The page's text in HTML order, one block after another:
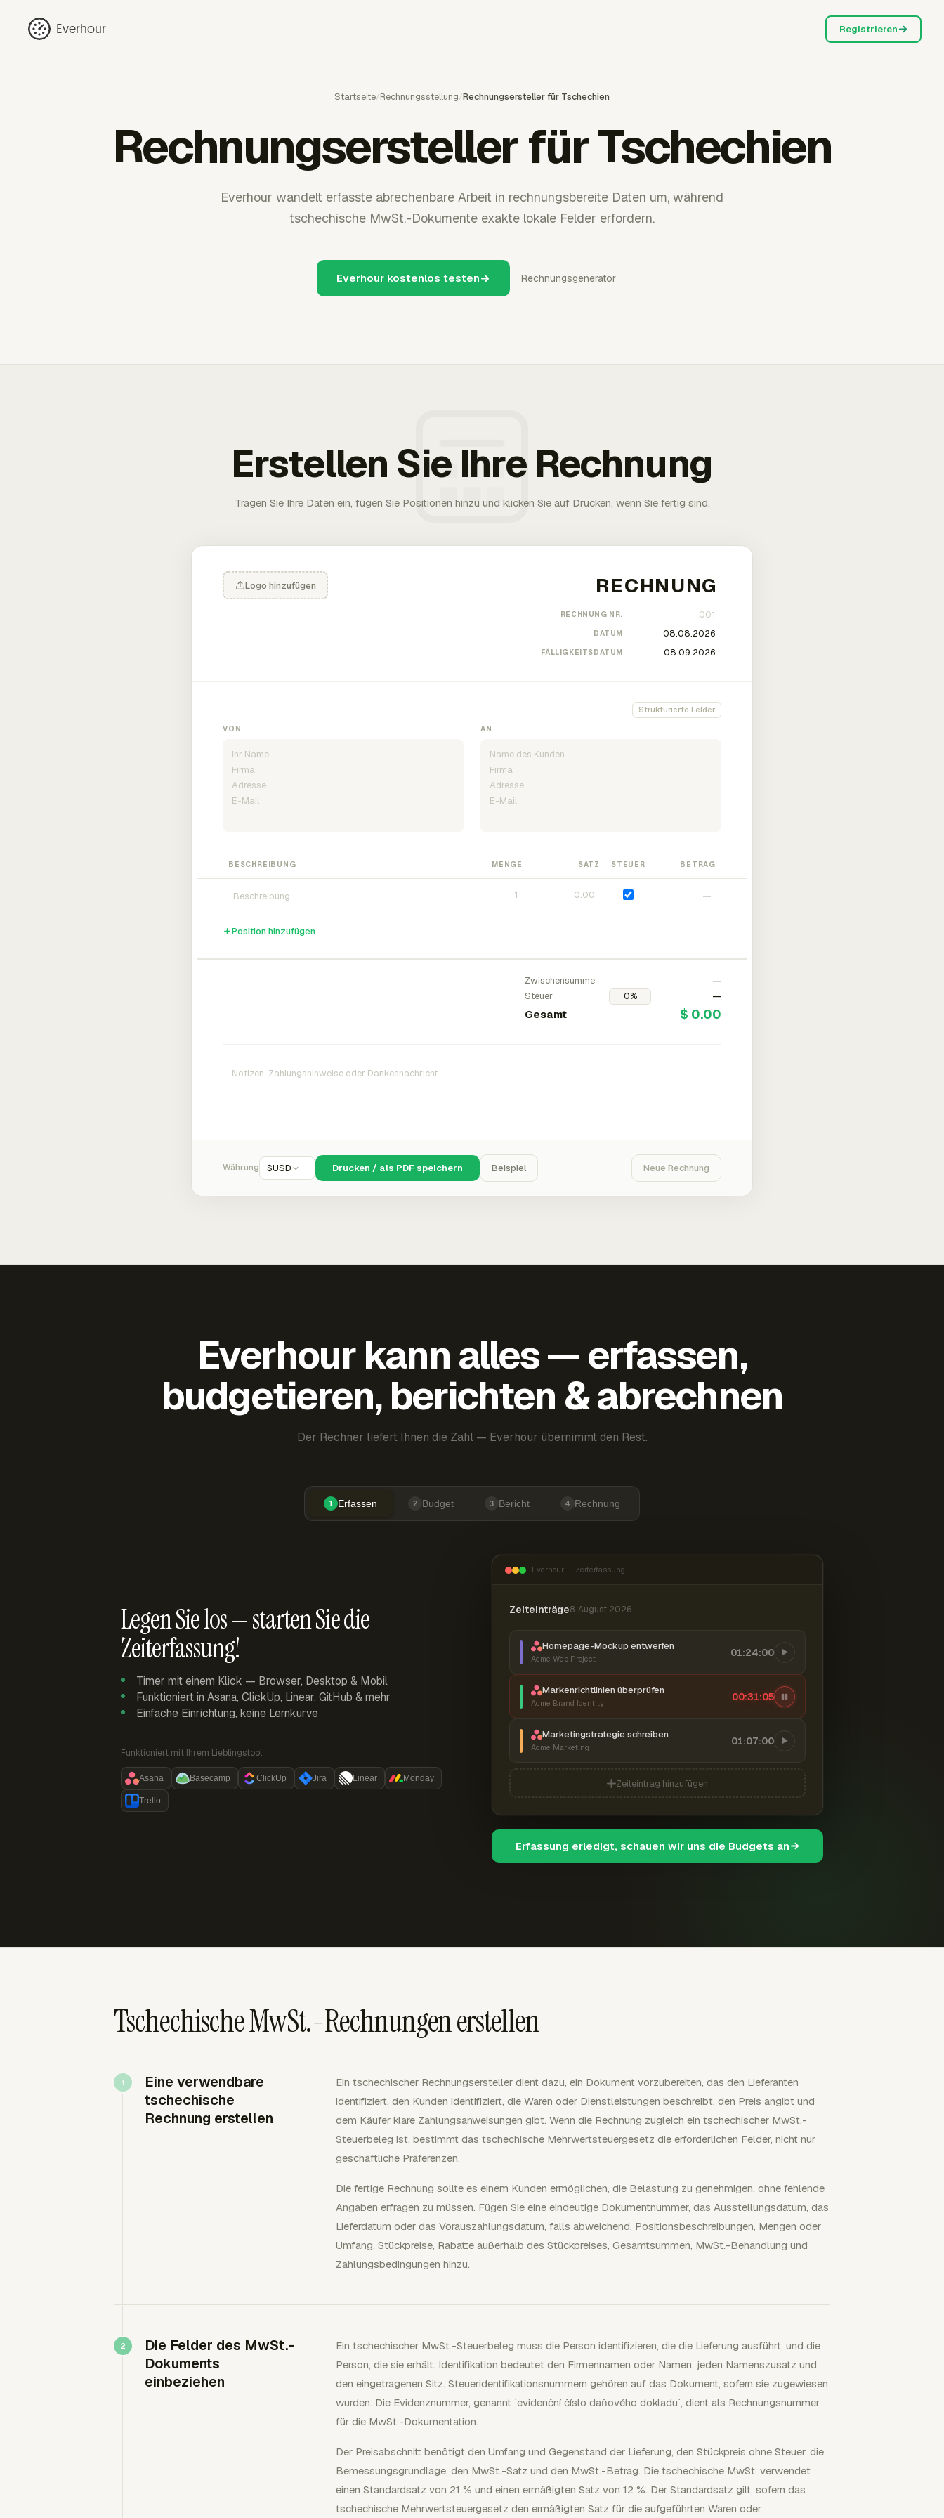
Everhour Registrieren
Startseite/Rechnungsstellung/Rechnungsersteller für Tschechien
Rechnungsersteller für Tschechien
Everhour wandelt erfasste abrechenbare Arbeit in rechnungsbereite Daten um, während
tschechische MwSt.-Dokumente exakte lokale Felder erfordern.
Everhour kostenlos testen Rechnungsgenerator
Erstellen Sie Ihre Rechnung
Tragen Sie Ihre Daten ein, fügen Sie Positionen hinzu und klicken Sie auf Drucken, wenn Sie fertig sind.
Logo hinzufügen
RECHNUNG NR.
DATUM
FÄLLIGKEITSDATUM
Strukturierte Felder
VON AN
BESCHREIBUNG MENGE SATZ STEUER BETRAG
—
Position hinzufügen
Zwischensumme
—
Steuer
—
Gesamt $ 0.00
Währung $USD Drucken / als PDF speichern Beispiel Neue Rechnung
Everhour kann alles — erfassen,
budgetieren, berichten & abrechnen
Der Rechner liefert Ihnen die Zahl — Everhour übernimmt den Rest.
1 Erfassen 2 Budget 3 Bericht 4 Rechnung
Legen Sie los — starten Sie die
Zeiterfassung!
Timer mit einem Klick — Browser, Desktop & Mobil
Funktioniert in Asana, ClickUp, Linear, GitHub & mehr
Einfache Einrichtung, keine Lernkurve
Funktioniert mit Ihrem Lieblingstool:
Asana Basecamp ClickUp Jira Linear Monday
Trello
Everhour — Zeiterfassung
Zeiteinträge8. August 2026
Homepage-Mockup entwerfen
Acme Web Project
01:24:00
Markenrichtlinien überprüfen
Acme Brand Identity
00:31:06
Marketingstrategie schreiben
Acme Marketing
01:07:00
Zeiteintrag hinzufügen
Erfassung erledigt, schauen wir uns die Budgets an
Tschechische MwSt.-Rechnungen erstellen
Eine verwendbare
tschechische
Rechnung erstellen
Ein tschechischer Rechnungsersteller dient dazu, ein Dokument vorzubereiten, das den Lieferanten
identifiziert, den Kunden identifiziert, die Waren oder Dienstleistungen beschreibt, den Preis angibt und
dem Käufer klare Zahlungsanweisungen gibt. Wenn die Rechnung zugleich ein tschechischer MwSt.-
Steuerbeleg ist, bestimmt das tschechische Mehrwertsteuergesetz die erforderlichen Felder, nicht nur
geschäftliche Präferenzen.
Die fertige Rechnung sollte es einem Kunden ermöglichen, die Belastung zu genehmigen, ohne fehlende
Angaben erfragen zu müssen. Fügen Sie eine eindeutige Dokumentnummer, das Ausstellungsdatum, das
Lieferdatum oder das Vorauszahlungsdatum, falls abweichend, Positionsbeschreibungen, Mengen oder
Umfang, Stückpreise, Rabatte außerhalb des Stückpreises, Gesamtsummen, MwSt.-Behandlung und
Zahlungsbedingungen hinzu.
Die Felder des MwSt.-
Dokuments
einbeziehen
Ein tschechischer MwSt.-Steuerbeleg muss die Person identifizieren, die die Lieferung ausführt, und die
Person, die sie erhält. Identifikation bedeutet den Firmennamen oder Namen, jeden Namenszusatz und
den eingetragenen Sitz. Steueridentifikationsnummern gehören auf das Dokument, sofern sie zugewiesen
wurden. Die Evidenznummer, genannt `evidenční číslo daňového dokladu`, dient als Rechnungsnummer
für die MwSt.-Dokumentation.
Der Preisabschnitt benötigt den Umfang und Gegenstand der Lieferung, den Stückpreis ohne Steuer, die
Bemessungsgrundlage, den MwSt.-Satz und den MwSt.-Betrag. Die tschechische MwSt. verwendet
einen Standardsatz von 21 % und einen ermäßigten Satz von 12 %. Der Standardsatz gilt, sofern das
tschechische Mehrwertsteuergesetz den ermäßigten Satz für die aufgeführten Waren oder